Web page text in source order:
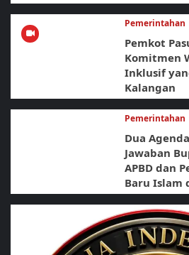
Pemerintahan
Pemkot
Komitmen
Inklusif
Kalangan
Pemerintahan
Dua
Jawaban
APBD dan
Baru Islam